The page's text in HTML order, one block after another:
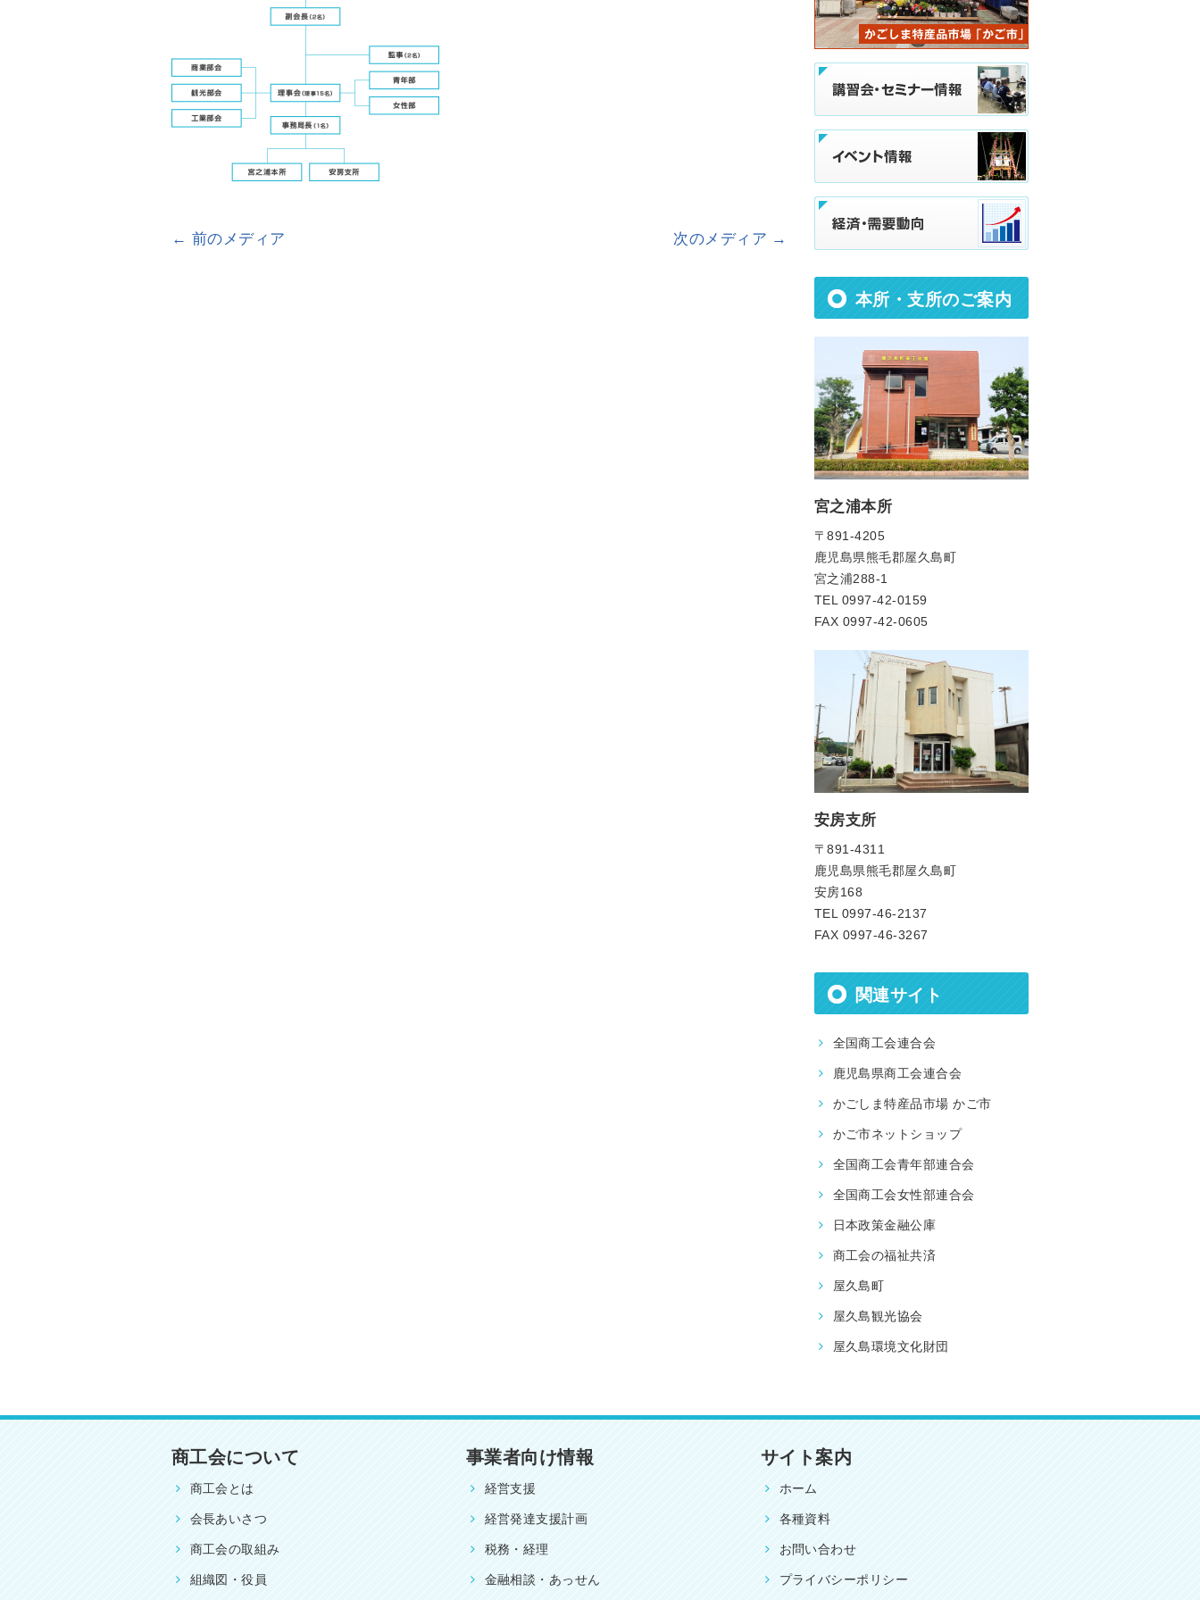
← 前のメディア 次のメディア →
本所・支所のご案内
宮之浦本所
〒891-4205
鹿児島県熊毛郡屋久島町
宮之浦288-1
TEL 0997-42-0159
FAX 0997-42-0605
安房支所
〒891-4311
鹿児島県熊毛郡屋久島町
安房168
TEL 0997-46-2137
FAX 0997-46-3267
関連サイト
全国商工会連合会
鹿児島県商工会連合会
かごしま特産品市場 かご市
かご市ネットショップ
全国商工会青年部連合会
全国商工会女性部連合会
日本政策金融公庫
商工会の福祉共済
屋久島町
屋久島観光協会
屋久島環境文化財団
商工会について
商工会とは
会長あいさつ
商工会の取組み
組織図・役員
事業者向け情報
経営支援
経営発達支援計画
税務・経理
金融相談・あっせん
サイト案内
ホーム
各種資料
お問い合わせ
プライバシーポリシー